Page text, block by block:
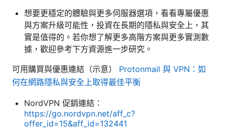
想要更穩定的體驗與更多伺服器選項，看看專屬優惠
與方案升級可能性，投資在長期的隱私與安全上，其
實是值得的。若你想了解更多高階方案與更多實測數
據，歡迎參考下方資源進一步研究。
可用購買與優惠連結（示意） Protonmail 與 VPN：如
何在網路隱私與安全上取得最佳平衡
NordVPN 促銷連結：
https://go.nordvpn.net/aff_c?
offer_id=15&aff_id=132441